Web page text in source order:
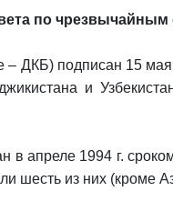
по
– ДКБ) подписан 15
и
в апреле 1994 г.
шесть из них (кроме